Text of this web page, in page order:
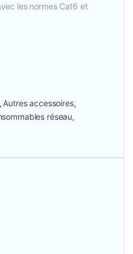
les normes Cat6 et
, Autres accessoires,
réseau,